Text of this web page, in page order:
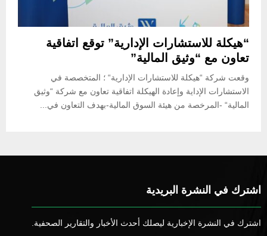
“هيكلة للاستشارات الإدارية” توقع اتفاقية
تعاون مع “وثيق المالية”
وقعت شركة “هيكلة للاستشارات الإدارية“ ؛ المتخصصة في
الاستشارات الإداية وإعادة الهيكلة اتفاقية تعاون مع شركة “وثيق
المالية“ -المرخصة من هيئة السوق المالية-بهدف التعاون في...
اشترك في النشرة البريدية
اشترك في النشرة الإخبارية ليصلك أحدث الأخبار والتقارير الصحفية.